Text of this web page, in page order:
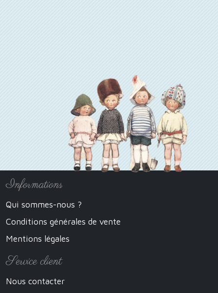
Informations
Qui sommes-nous ?
Conditions générales de vente
Mentions légales
Service client
Nous contacter